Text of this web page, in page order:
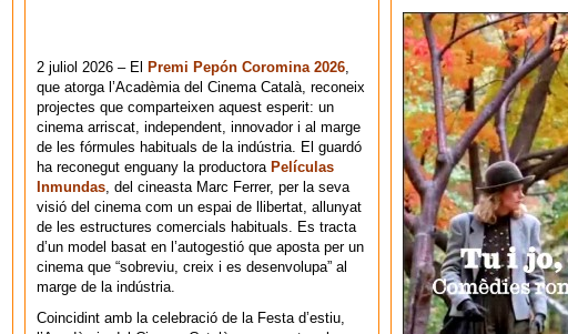
2 juliol 2026 – El Premi Pepón Coromina 2026,
que atorga l’Acadèmia del Cinema Català, reconeix
projectes que comparteixen aquest esperit: un
cinema arriscat, independent, innovador i al marge
de les fórmules habituals de la indústria. El guardó
ha reconegut enguany la productora Películas
Inmundas, del cineasta Marc Ferrer, per la seva
visió del cinema com un espai de llibertat, allunyat
de les estructures comercials habituals. Es tracta
d’un model basat en l’autogestió que aposta per un
cinema que “sobreviu, creix i es desenvolupa” al
marge de la indústria.
Coincidint amb la celebració de la Festa d’estiu,